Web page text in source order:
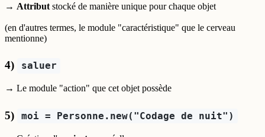
→ Attribut stocké de manière unique pour chaque objet
(en d'autres termes, le module "caractéristique" que le cerveau
mentionne)
4) saluer
→ Le module "action" que cet objet possède
5) moi = Personne.new("Codage de nuit")